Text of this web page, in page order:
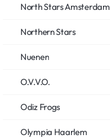
North Stars Amsterdam
Northern Stars
Nuenen
O.V.V.O.
Odiz Frogs
Olympia Haarlem